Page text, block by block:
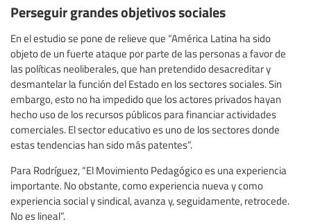
Perseguir grandes objetivos sociales
En el estudio se pone de relieve que “América Latina ha sido
objeto de un fuerte ataque por parte de las personas a favor de
las políticas neoliberales, que han pretendido desacreditar y
desmantelar la función del Estado en los sectores sociales. Sin
embargo, esto no ha impedido que los actores privados hayan
hecho uso de los recursos públicos para financiar actividades
comerciales. El sector educativo es uno de los sectores donde
estas tendencias han sido más patentes”.
Para Rodríguez, “El Movimiento Pedagógico es una experiencia
importante. No obstante, como experiencia nueva y como
experiencia social y sindical, avanza y, seguidamente, retrocede.
No es lineal”.